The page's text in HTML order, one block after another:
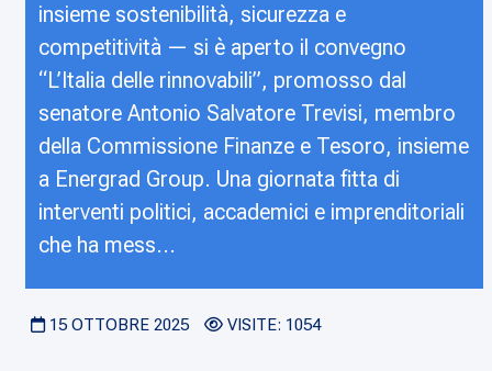
insieme sostenibilità, sicurezza e
competitività — si è aperto il convegno
“L’Italia delle rinnovabili”, promosso dal
senatore Antonio Salvatore Trevisi, membro
della Commissione Finanze e Tesoro, insieme
a Energrad Group. Una giornata fitta di
interventi politici, accademici e imprenditoriali
che ha mess...
15 OTTOBRE 2025 VISITE: 1054